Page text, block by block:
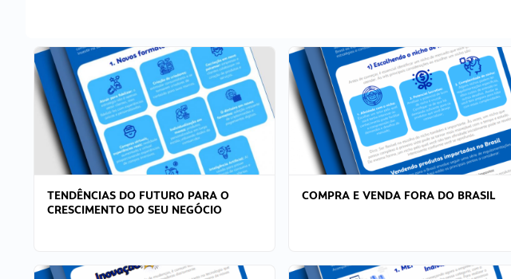
TENDÊNCIAS DO FUTURO PARA O
CRESCIMENTO DO SEU NEGÓCIO
COMPRA E VENDA FORA DO BRASIL